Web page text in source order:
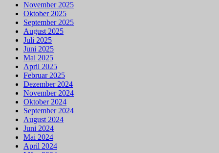
November 2025
Oktober 2025
September 2025
August 2025
Juli 2025
Juni 2025
Mai 2025
April 2025
Februar 2025
Dezember 2024
November 2024
Oktober 2024
September 2024
August 2024
Juni 2024
Mai 2024
April 2024